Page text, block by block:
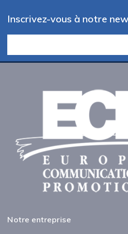
Inscrivez-vous à notre
Notre entreprise